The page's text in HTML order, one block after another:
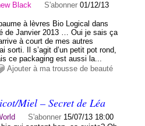
Black S'abonner 01/12/13
à lèvres Bio Logical dans
de Janvier 2013 … Oui je sais ça
à court de mes autres
sorti. Il s’agit d’un petit pot rond,
ce packaging est aussi la...
Ajouter à ma trousse de beauté
Miel – Secret de Léa
S'abonner 15/07/13 18:00